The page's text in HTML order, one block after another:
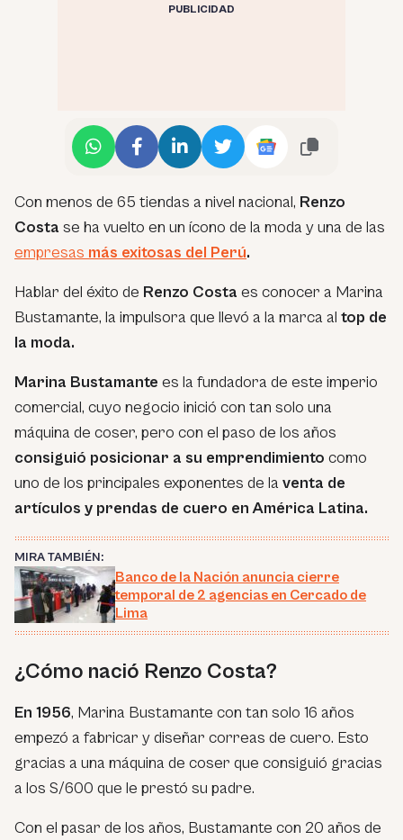
PUBLICIDAD
Con menos de 65 tiendas a nivel nacional, Renzo
Costa se ha vuelto en un ícono de la moda y una de las
empresas más exitosas del Perú.
Hablar del éxito de Renzo Costa es conocer a Marina
Bustamante, la impulsora que llevó a la marca al top de
la moda.
Marina Bustamante es la fundadora de este imperio
comercial, cuyo negocio inició con tan solo una
máquina de coser, pero con el paso de los años
consiguió posicionar a su emprendimiento como
uno de los principales exponentes de la venta de
artículos y prendas de cuero en América Latina.
MIRA TAMBIÉN:
Banco de la Nación anuncia cierre
temporal de 2 agencias en Cercado de
Lima
¿Cómo nació Renzo Costa?
En 1956, Marina Bustamante con tan solo 16 años
empezó a fabricar y diseñar correas de cuero. Esto
gracias a una máquina de coser que consiguió gracias
a los S/600 que le prestó su padre.
Con el pasar de los años, Bustamante con 20 años de